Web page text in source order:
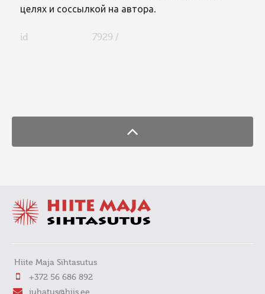
целях и соссылкой на автора.
id 7929 /
Hiite Maja Sihtasutus
+372 56 686 892
juhatus@hiis.ee